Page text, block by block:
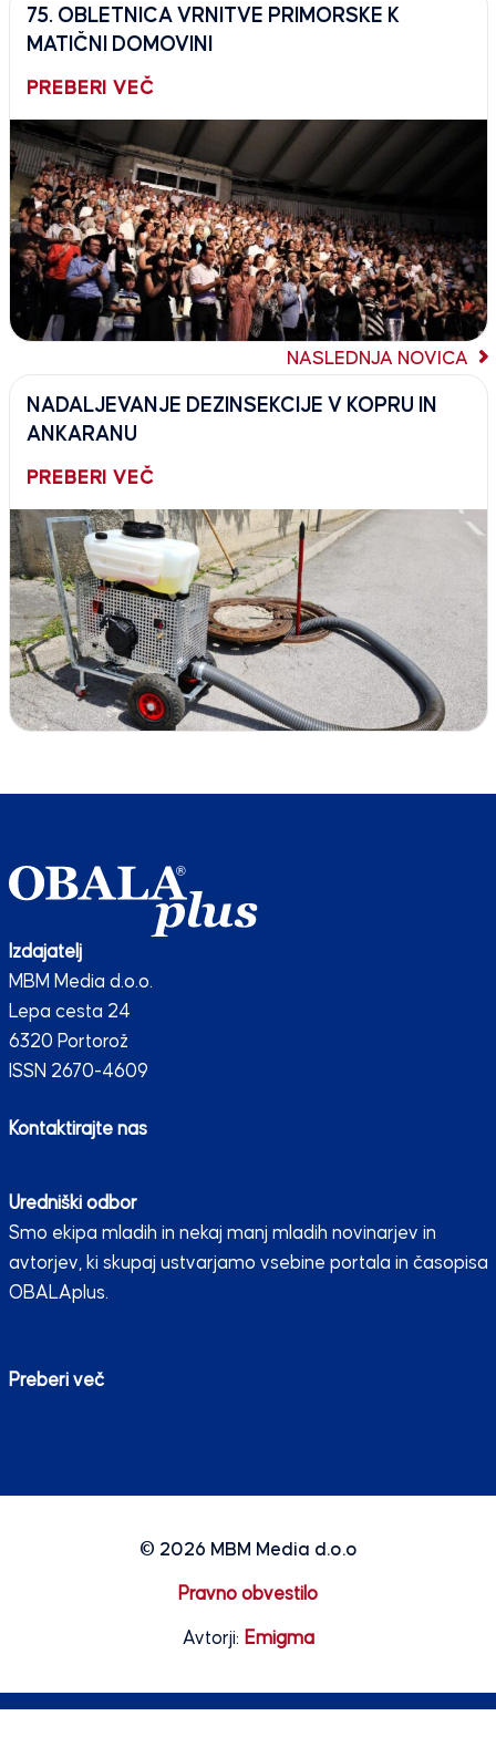
75. OBLETNICA VRNITVE PRIMORSKE K
MATIČNI DOMOVINI
PREBERI VEČ
NASLEDNJA NOVICA
NADALJEVANJE DEZINSEKCIJE V KOPRU IN
ANKARANU
PREBERI VEČ
Izdajatelj
MBM Media d.o.o.
Lepa cesta 24
6320 Portorož
ISSN 2670-4609
Kontaktirajte nas
Uredniški odbor
Smo ekipa mladih in nekaj manj mladih novinarjev in
avtorjev, ki skupaj ustvarjamo vsebine portala in časopisa
OBALAplus.
Preberi več
© 2026 MBM Media d.o.o
Pravno obvestilo
Avtorji: Emigma